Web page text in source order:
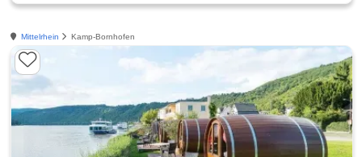
Mittelrhein Kamp-Bornhofen